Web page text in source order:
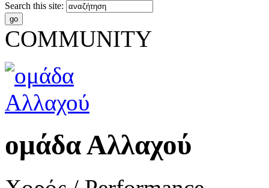
Search this site:
COMMUNITY
ομάδα Αλλαχού